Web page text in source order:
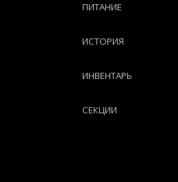
ПИТАНИЕ
ИСТОРИЯ
ИНВЕНТАРЬ
СЕКЦИИ